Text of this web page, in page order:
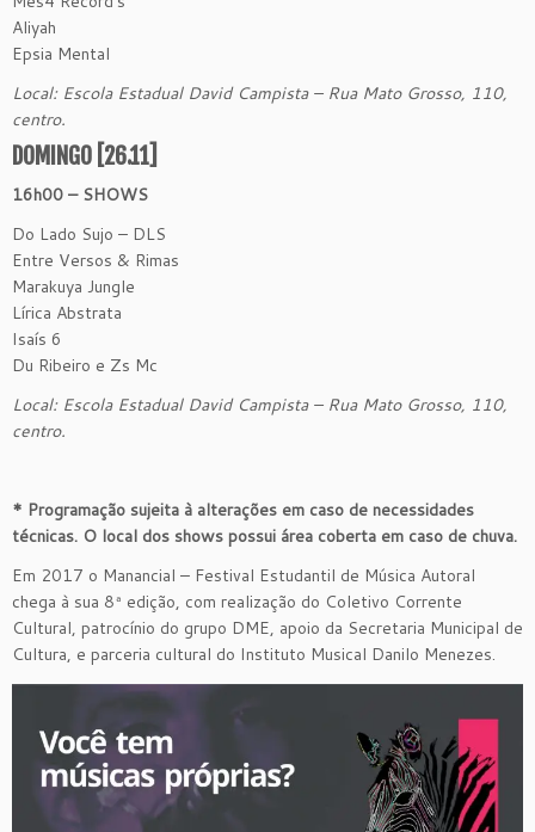
Aliyah
Epsia Mental
Local: Escola Estadual David Campista – Rua Mato Grosso, 110,
centro.
DOMINGO [26.11]
16h00 – SHOWS
Do Lado Sujo – DLS
Entre Versos & Rimas
Marakuya Jungle
Lírica Abstrata
Isaís 6
Du Ribeiro e Zs Mc
Local: Escola Estadual David Campista – Rua Mato Grosso, 110,
centro.
* Programação sujeita à alterações em caso de necessidades
técnicas. O local dos shows possui área coberta em caso de chuva.
Em 2017 o Manancial – Festival Estudantil de Música Autoral
chega à sua 8ª edição, com realização do Coletivo Corrente
Cultural, patrocínio do grupo DME, apoio da Secretaria Municipal de
Cultura, e parceria cultural do Instituto Musical Danilo Menezes.